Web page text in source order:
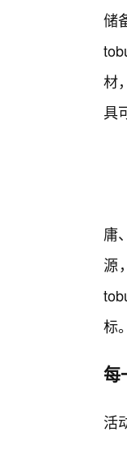
储
材
具
庸
源
标。
每
活